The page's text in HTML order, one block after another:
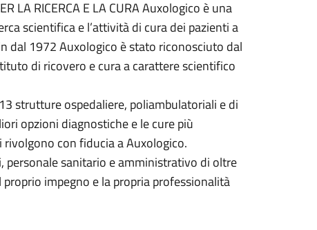
LA RICERCA E LA CURA Auxologico è una
scientifica e l’attività di cura dei pazienti a
dal 1972 Auxologico è stato riconosciuto dal
di ricovero e cura a carattere scientifico
strutture ospedaliere, poliambulatoriali e di
opzioni diagnostiche e le cure più
con fiducia a Auxologico.
personale sanitario e amministrativo di oltre
impegno e la propria professionalità